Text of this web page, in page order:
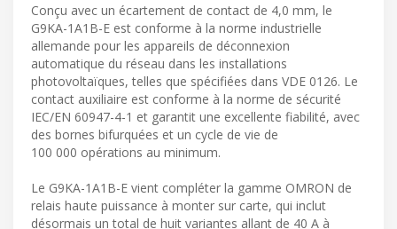
Conçu avec un écartement de contact de 4,0 mm, le
G9KA-1A1B-E est conforme à la norme industrielle
allemande pour les appareils de déconnexion
automatique du réseau dans les installations
photovoltaïques, telles que spécifiées dans VDE 0126. Le
contact auxiliaire est conforme à la norme de sécurité
IEC/EN 60947-4-1 et garantit une excellente fiabilité, avec
des bornes bifurquées et un cycle de vie de
100 000 opérations au minimum.
Le G9KA-1A1B-E vient compléter la gamme OMRON de
relais haute puissance à monter sur carte, qui inclut
désormais un total de huit variantes allant de 40 A à